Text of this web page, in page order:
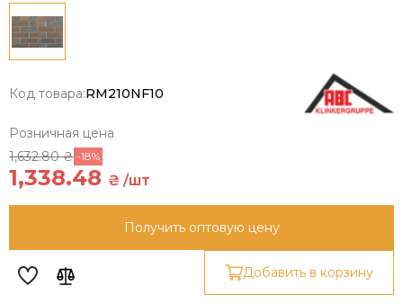
Код товара:RM210NF10
Розничная цена
1,632.80 ₴ -18%
1,338.48 ₴ /шт
Получить оптовую цену
Добавить в корзину